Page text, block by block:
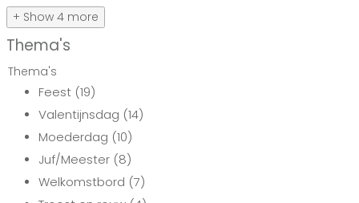
+ Show 4 more
Thema's
Thema's
Feest (19)
Valentijnsdag (14)
Moederdag (10)
Juf/Meester (8)
Welkomstbord (7)